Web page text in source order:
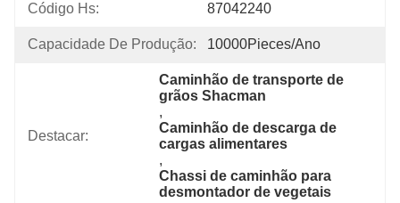
Código Hs: 87042240
Capacidade De Produção: 10000Pieces/ano
Destacar:
Caminhão de transporte de
grãos Shacman
,
Caminhão de descarga de
cargas alimentares
,
Chassi de caminhão para
desmontador de vegetais